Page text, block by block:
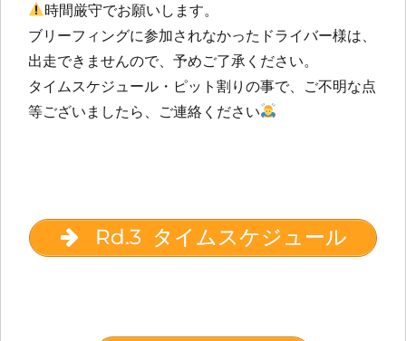
時間厳守でお願いします。
ブリーフィングに参加されなかったドライバー様は、
出走できませんので、予めご了承ください。
タイムスケジュール・ピット割りの事で、ご不明な点
等ございましたら、ご連絡ください
Rd.3 タイムスケジュール